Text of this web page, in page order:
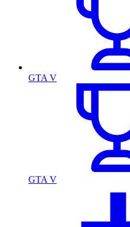
GTA V
GTA V